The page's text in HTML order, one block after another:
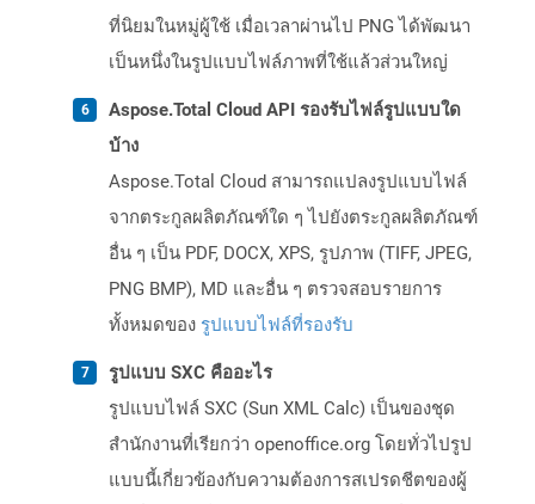
ที่นิยมในหมู่ผู้ใช้ เมื่อเวลาผ่านไป PNG ได้พัฒนา
เป็นหนึ่งในรูปแบบไฟล์ภาพที่ใช้แล้วส่วนใหญ่
Aspose.Total Cloud API รองรับไฟล์รูปแบบใด
บ้าง
Aspose.Total Cloud สามารถแปลงรูปแบบไฟล์
จากตระกูลผลิตภัณฑ์ใด ๆ ไปยังตระกูลผลิตภัณฑ์
อื่น ๆ เป็น PDF, DOCX, XPS, รูปภาพ (TIFF, JPEG,
PNG BMP), MD และอื่น ๆ ตรวจสอบรายการ
ทั้งหมดของ รูปแบบไฟล์ที่รองรับ
รูปแบบ SXC คืออะไร
รูปแบบไฟล์ SXC (Sun XML Calc) เป็นของชุด
สำนักงานที่เรียกว่า openoffice.org โดยทั่วไปรูป
แบบนี้เกี่ยวข้องกับความต้องการสเปรดชีตของผู้